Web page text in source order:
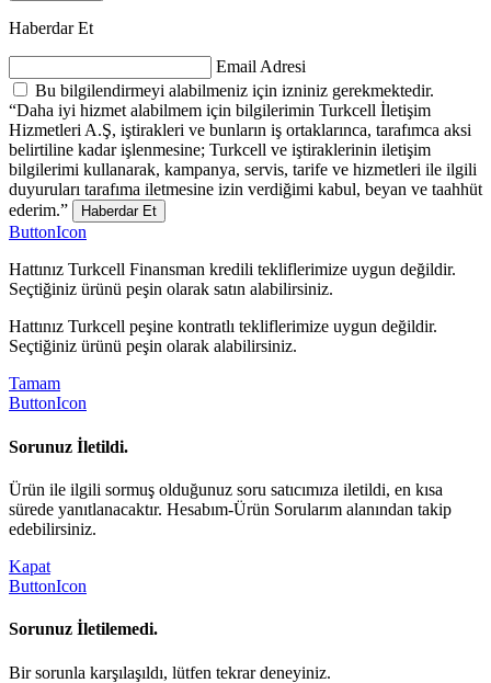
Haberdar Et
Email Adresi
Bu bilgilendirmeyi alabilmeniz için izniniz gerekmektedir.
“Daha iyi hizmet alabilmem için bilgilerimin Turkcell İletişim
Hizmetleri A.Ş, iştirakleri ve bunların iş ortaklarınca, tarafımca aksi
belirtiline kadar işlenmesine; Turkcell ve iştiraklerinin iletişim
bilgilerimi kullanarak, kampanya, servis, tarife ve hizmetleri ile ilgili
duyuruları tarafıma iletmesine izin verdiğimi kabul, beyan ve taahhüt
ederim.”
Haberdar Et
ButtonIcon
Hattınız Turkcell Finansman kredili tekliflerimize uygun değildir.
Seçtiğiniz ürünü peşin olarak satın alabilirsiniz.
Hattınız Turkcell peşine kontratlı tekliflerimize uygun değildir.
Seçtiğiniz ürünü peşin olarak alabilirsiniz.
Tamam
ButtonIcon
Sorunuz İletildi.
Ürün ile ilgili sormuş olduğunuz soru satıcımıza iletildi, en kısa
sürede yanıtlanacaktır. Hesabım-Ürün Sorularım alanından takip
edebilirsiniz.
Kapat
ButtonIcon
Sorunuz İletilemedi.
Bir sorunla karşılaşıldı, lütfen tekrar deneyiniz.